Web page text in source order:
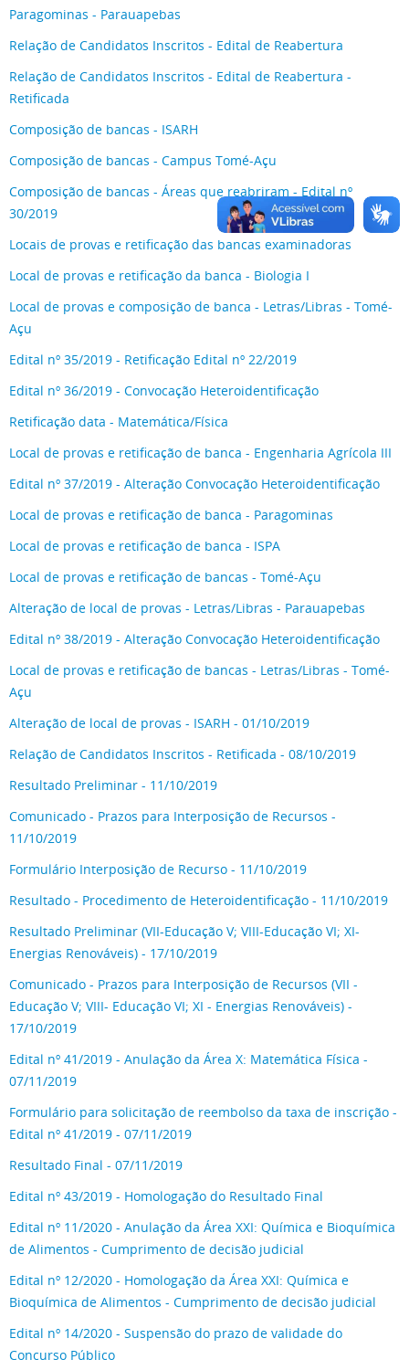
Paragominas - Parauapebas
Relação de Candidatos Inscritos - Edital de Reabertura
Relação de Candidatos Inscritos - Edital de Reabertura -
Retificada
Composição de bancas - ISARH
Composição de bancas - Campus Tomé-Açu
Composição de bancas - Áreas que reabriram - Edital nº
30/2019
Locais de provas e retificação das bancas examinadoras
Local de provas e retificação da banca - Biologia I
Local de provas e composição de banca - Letras/Libras - Tomé-
Açu
Edital nº 35/2019 - Retificação Edital nº 22/2019
Edital nº 36/2019 - Convocação Heteroidentificação
Retificação data - Matemática/Física
Local de provas e retificação de banca - Engenharia Agrícola III
Edital nº 37/2019 - Alteração Convocação Heteroidentificação
Local de provas e retificação de banca - Paragominas
Local de provas e retificação de banca - ISPA
Local de provas e retificação de bancas - Tomé-Açu
Alteração de local de provas - Letras/Libras - Parauapebas
Edital nº 38/2019 - Alteração Convocação Heteroidentificação
Local de provas e retificação de bancas - Letras/Libras - Tomé-
Açu
Alteração de local de provas - ISARH - 01/10/2019
Relação de Candidatos Inscritos - Retificada - 08/10/2019
Resultado Preliminar - 11/10/2019
Comunicado - Prazos para Interposição de Recursos -
11/10/2019
Formulário Interposição de Recurso - 11/10/2019
Resultado - Procedimento de Heteroidentificação - 11/10/2019
Resultado Preliminar (VII-Educação V; VIII-Educação VI; XI-
Energias Renováveis) - 17/10/2019
Comunicado - Prazos para Interposição de Recursos (VII -
Educação V; VIII- Educação VI; XI - Energias Renováveis) -
17/10/2019
Edital nº 41/2019 - Anulação da Área X: Matemática Física -
07/11/2019
Formulário para solicitação de reembolso da taxa de inscrição -
Edital nº 41/2019 - 07/11/2019
Resultado Final - 07/11/2019
Edital nº 43/2019 - Homologação do Resultado Final
Edital nº 11/2020 - Anulação da Área XXI: Química e Bioquímica
de Alimentos - Cumprimento de decisão judicial
Edital nº 12/2020 - Homologação da Área XXI: Química e
Bioquímica de Alimentos - Cumprimento de decisão judicial
Edital nº 14/2020 - Suspensão do prazo de validade do
Concurso Público